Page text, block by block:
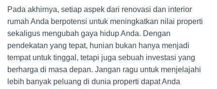
Pada akhirnya, setiap aspek dari renovasi dan interior
rumah Anda berpotensi untuk meningkatkan nilai properti
sekaligus mengubah gaya hidup Anda. Dengan
pendekatan yang tepat, hunian bukan hanya menjadi
tempat untuk tinggal, tetapi juga sebuah investasi yang
berharga di masa depan. Jangan ragu untuk menjelajahi
lebih banyak peluang di dunia properti dapat Anda